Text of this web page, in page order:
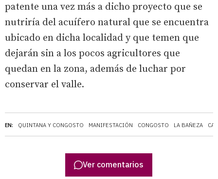
EN: QUINTANA Y CONGOSTO MANIFESTACIÓN CONGOSTO LA BAÑEZA
patente una vez más a dicho proyecto que se
nutriría del acuífero natural que se encuentra
ubicado en dicha localidad y que temen que
dejarán sin a los pocos agricultores que
quedan en la zona, además de luchar por
conservar el valle.
Ver comentarios